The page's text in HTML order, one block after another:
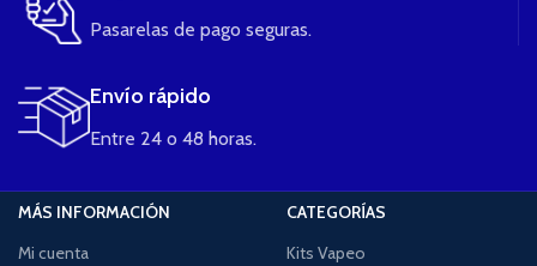
Pasarelas de pago seguras.
Envío rápido
Entre 24 o 48 horas.
MÁS INFORMACIÓN
Mi cuenta
CATEGORÍAS
Kits Vapeo